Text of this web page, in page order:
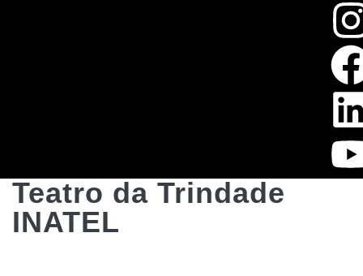
Teatro da Trindade
INATEL